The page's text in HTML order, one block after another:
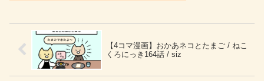
【4コマ漫画】おかあネコとたまご / ねこ
くろにっき164話 / siz